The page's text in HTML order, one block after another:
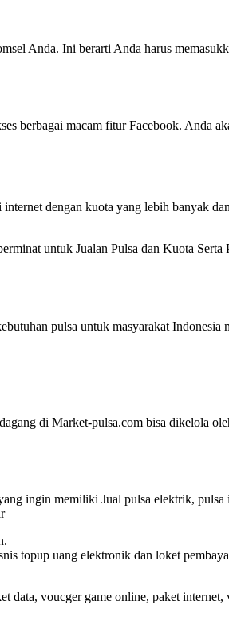
Anda. Ini berarti Anda harus
berbagai macam fitur Facebook. Anda
dengan kuota yang lebih banyak
untuk Jualan Pulsa dan Kuota
pulsa untuk masyarakat Indonesia
di Market-pulsa.com bisa dikelola
ingin memiliki Jual pulsa elektrik,
topup uang elektronik dan loket
voucger game online, paket